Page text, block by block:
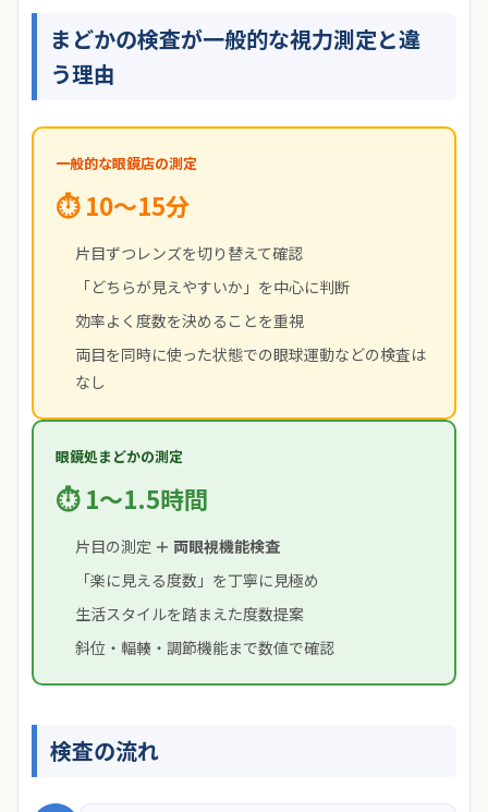
まどかの検査が一般的な視力測定と違
う理由
一般的な眼鏡店の測定
⏱ 10〜15分
片目ずつレンズを切り替えて確認
「どちらが見えやすいか」を中心に判断
効率よく度数を決めることを重視
両目を同時に使った状態での眼球運動などの検査は
なし
眼鏡処まどかの測定
⏱ 1〜1.5時間
片目の測定 ＋ 両眼視機能検査
「楽に見える度数」を丁寧に見極め
生活スタイルを踏まえた度数提案
斜位・輻輳・調節機能まで数値で確認
検査の流れ